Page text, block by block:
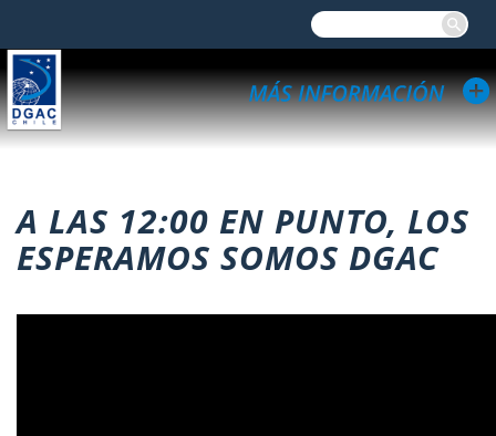
A LAS 12:00 EN PUNTO, LOS
ESPERAMOS SOMOS DGAC